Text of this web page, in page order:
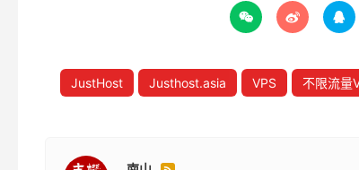
  
JustHost Justhost.asia VPS 不限流量